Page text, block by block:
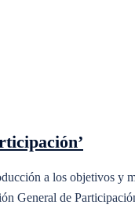
a los objetivos y
General de